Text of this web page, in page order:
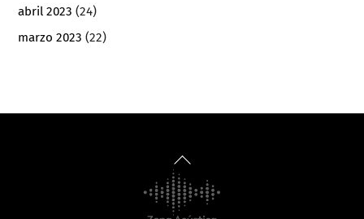
abril 2023 (24)
marzo 2023 (22)
Back
To
Top